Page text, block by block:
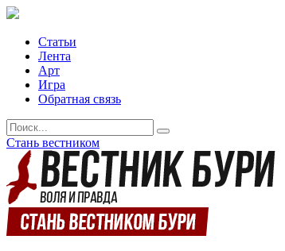
Статьи
Лента
Арт
Игра
Обратная связь
Стань вестником